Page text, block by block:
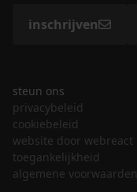
inschrijven
steun ons
privacybeleid
cookiebeleid
website door webreact
toegankelijkheid
algemene voorwaarden